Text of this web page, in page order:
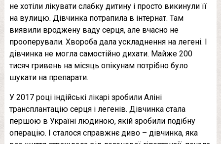
не хотіли лікувати слабку дитину і просто викинули її
на вулицю. Дівчинка потрапила в інтернат. Там
виявили вроджену ваду серця, але вчасно не
прооперували. Хвороба дала ускладнення на легені. І
дівчинка не могла самостійно дихати. Майже 200
тисяч гривень на місяць опікунам потрібно було
шукати на препарати.
У 2017 році індійські лікарі зробили Аліні
трансплантацію серця і легенів. Дівчинка стала
першою в Україні людиною, якій зробили подібну
операцію. І сталося справжнє диво – дівчинка, яка